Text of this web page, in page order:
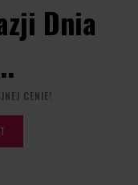
Dnia
CENIE!